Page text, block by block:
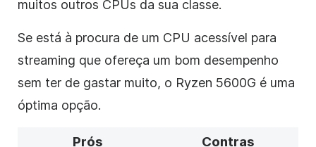
muitos outros CPUs da sua classe.
Se está à procura de um CPU acessível para
streaming que ofereça um bom desempenho
sem ter de gastar muito, o Ryzen 5600G é uma
óptima opção.
Prós Contras